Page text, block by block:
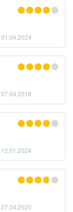
01.04.2024
07.04.2018
12.01.2024
27.04.2020